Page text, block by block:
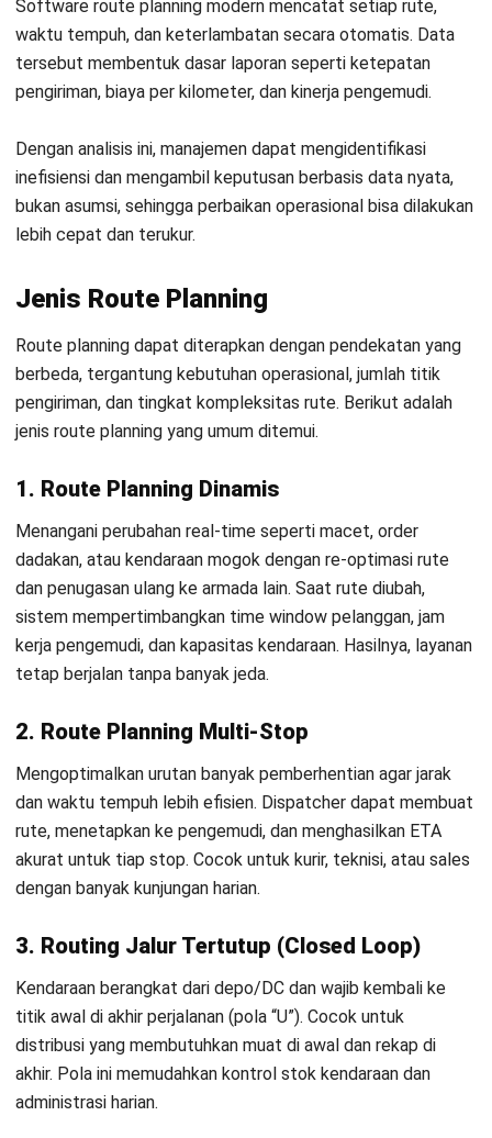
Konsistensi
dan
Rute tidak
konsisten, biaya
dan sulit
diaudit/diskalakan.
Rute lebih
konsisten, SLA
mudah dipantau
serta diskalakan.
5 Langkah Praktis Implementasi
Route Planning
data yang siap, dan tim yang terlatih agar hasilnya optimal.
Berikut langkah-langkah praktis yang dapat Anda ikuti.
1. Audit dan pengumpulan data
Kumpulkan data penting seperti alamat pelanggan, rute
pengemudi. Pastikan datanya akurat dan bersih (data
cleansing) karena kualitas input menentukan hasil
perencanaan. Ini jadi dasar dari seluruh proses implementasi.
2. Tentukan tujuan dan KPI
misalnya penghematan bahan bakar 15% atau peningkatan
evaluasi dan dasar pemilihan fitur. Dengan begitu,
keberhasilan proyek bisa diukur objektif.
3. Pilih software sesuai kebutuhan
dengan fitur seperti optimasi multi-stop, GPS real-time,
sesuai bisnis Anda, UI-nya mudah digunakan, dan dukungan
teknisnya cepat. Solusi yang tepat harus fleksibel dan siap
tumbuh bersama operasi Anda.
4. Pelatihan tim dan sosialisasi